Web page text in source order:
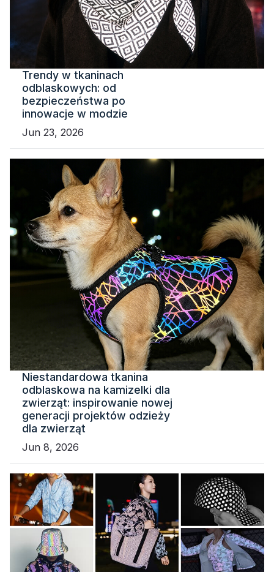
Trendy w tkaninach
odblaskowych: od
bezpieczeństwa po
innowacje w modzie
Jun 23, 2026
Niestandardowa tkanina
odblaskowa na kamizelki dla
zwierząt: inspirowanie nowej
generacji projektów odzieży
dla zwierząt
Jun 8, 2026